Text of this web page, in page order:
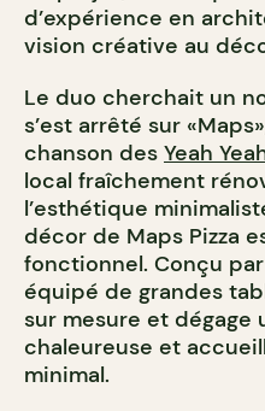
d’expérience en
vision créative au
Le duo cherchait un
s’est arrêté sur
chanson des Yeah
local fraîchement
l’esthétique
décor de Maps Pizza
fonctionnel. Conçu
équipé de grandes
sur mesure et dégage
chaleureuse et
minimal.